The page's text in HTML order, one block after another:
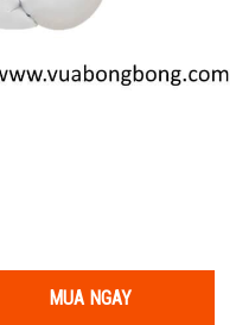
MUA NGAY